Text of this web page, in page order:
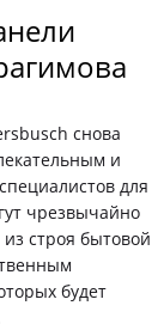
снова
и
для
чрезвычайно
строя бытовой
будет